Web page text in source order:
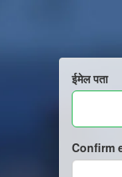
ईमेल पता
Confirm